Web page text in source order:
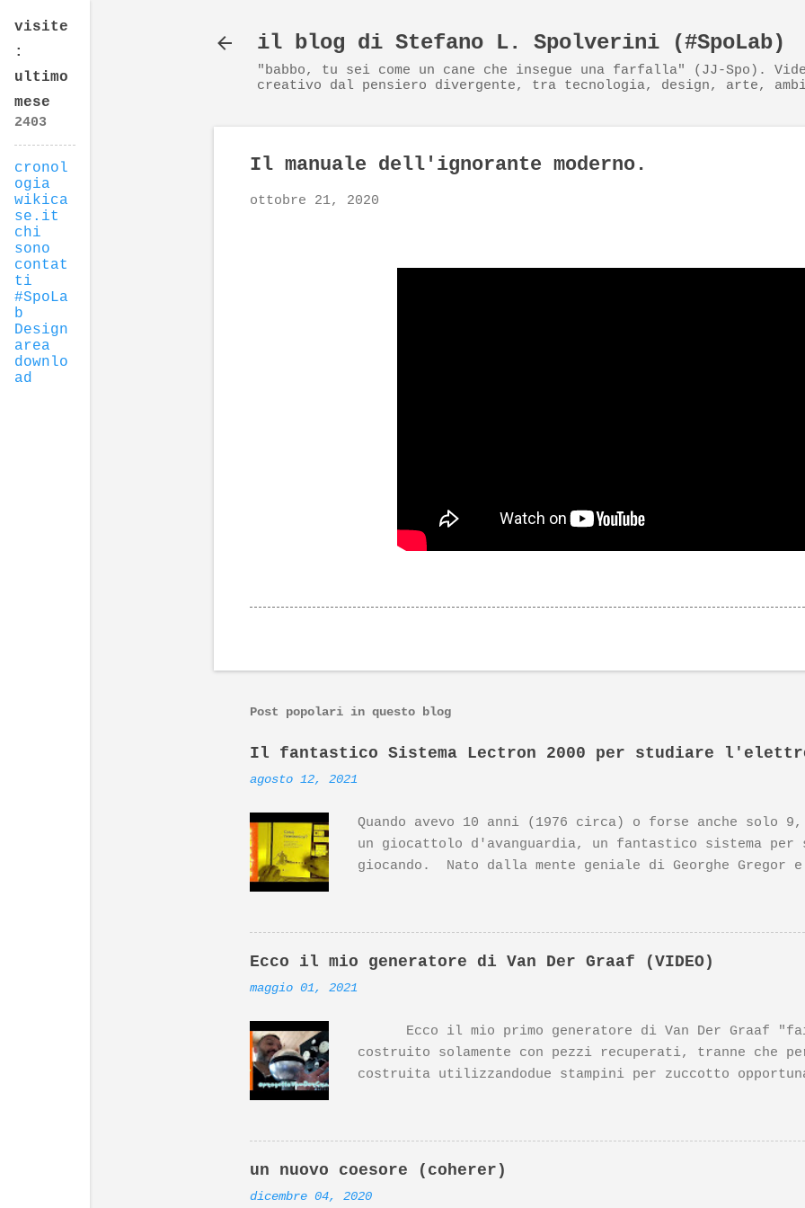
il blog di Stefano L. Spolverini (#SpoLab)
"babbo, tu sei come un cane che insegue una farfalla" (JJ-Spo).
creativo dal pensiero divergente, tra tecnologia, design, arte,
Il manuale dell'ignorante moderno.
ottobre 21, 2020
Post popolari in questo blog
Il fantastico Sistema Lectron 2000 per studiare
agosto 12, 2021
Quando avevo 10 anni (1976 circa) o forse anche solo
un giocattolo d'avanguardia, un fantastico sistema
giocando. Nato dalla mente geniale di Georghe Gregor
internazionali. Il prodotto Lectron 2000, insieme ad
da Dieter Rams, sono esposti al MoMa di NewYork.
molto poco noto su YouTube, ne parlò anni fa Massimo
Arduino, in questo video: https://www.youtube.com/
https://youtu.be/6h8fY7-MtXM
Ecco il mio generatore di Van Der Graaf (VIDEO)
maggio 01, 2021
Ecco il mio primo generatore di Van Der Graaf
costruito solamente con pezzi recuperati, tranne che
costruita utilizzandodue stampini per zuccotto
ritagli per le altre parti il motorino di un vecchio
(il motorino però è eccellente) un elasticone di
rete coprialtoparlante da cui ritagliare i due pettini
sciacquone) un guidacinghia per serramenti da cui
ritaglio di teflon da cui ritagliare la puleggia
un nuovo coesore (coherer)
dicembre 04, 2020
visite
:
ultimo
mese
2403
cronol
ogia
wikica
se.it
chi
sono
contat
ti
#SpoLa
b
Design
area
downlo
ad